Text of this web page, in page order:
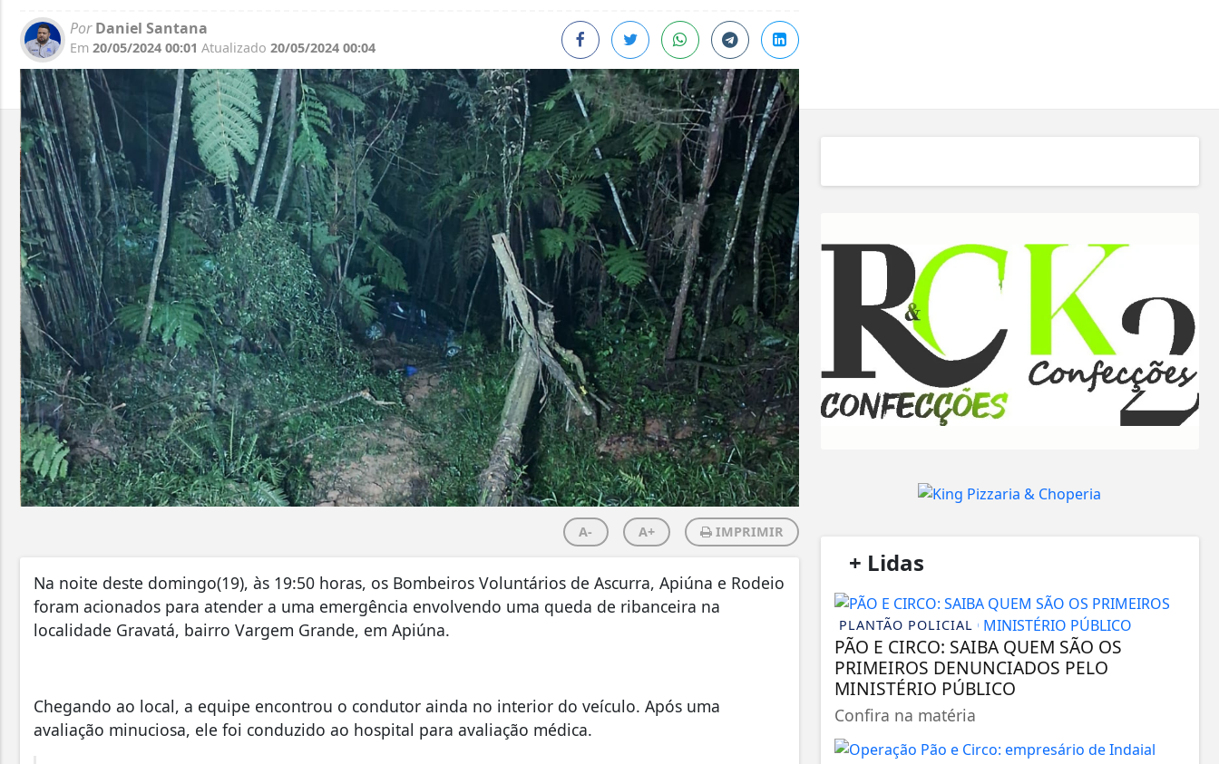
PorDaniel Santana
Em 20/05/2024 00:01 Atualizado 20/05/2024 00:04
A- A+ IMPRIMIR
Na noite deste domingo(19), às 19:50 horas, os Bombeiros Voluntários de Ascurra, Apiúna e Rodeio
foram acionados para atender a uma emergência envolvendo uma queda de ribanceira na
localidade Gravatá, bairro Vargem Grande, em Apiúna.
Chegando ao local, a equipe encontrou o condutor ainda no interior do veículo. Após uma
avaliação minuciosa, ele foi conduzido ao hospital para avaliação médica.
+ Lidas
PLANTÃO POLICIAL
PÃO E CIRCO: SAIBA QUEM SÃO OS
PRIMEIROS DENUNCIADOS PELO
MINISTÉRIO PÚBLICO
Confira na matéria